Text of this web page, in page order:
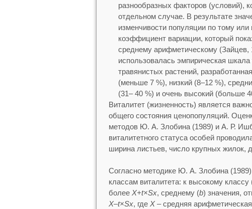
разнообразных факторов (условий),
отдельном случае. В результате
изменчивости популяции по тому
коэффициент вариации, который
среднему арифметическому
использовалась эмпирическая
травянистых растений,
(меньше 7 %), низкий (8–12 %),
(31– 40 %) и очень высокий (больше
Виталитет (жизненность) является
общего состояния ценопопуляций.
методов Ю. А. Злобина (1989) и А. Р.
виталитетного статуса особей
ширина листьев, число крупных жилок,
Согласно методике Ю. А. Злобина
классам виталитета: к высокому классу
более X+t×Sx, среднему (b) значения,
X–t×Sx, где Х– средняя